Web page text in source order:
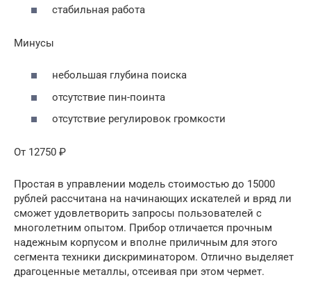
стабильная работа
Минусы
небольшая глубина поиска
отсутствие пин-поинта
отсутствие регулировок громкости
От 12750 ₽
Простая в управлении модель стоимостью до 15000
рублей рассчитана на начинающих искателей и вряд ли
сможет удовлетворить запросы пользователей с
многолетним опытом. Прибор отличается прочным
надежным корпусом и вполне приличным для этого
сегмента техники дискриминатором. Отлично выделяет
драгоценные металлы, отсеивая при этом чермет.